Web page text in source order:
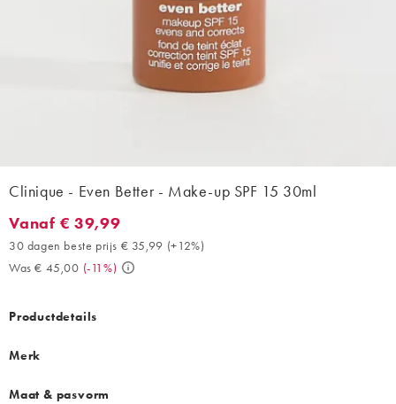
Clinique - Even Better - Make-up SPF 15 30ml
Vanaf € 39,99. 30 dagen beste prijs € 35,99 (+12%). Was €
Vanaf € 39,99
30 dagen beste prijs € 35,99 (+12%)
Was € 45,00 (-11%)
Productdetails
Merk
Maat & pasvorm